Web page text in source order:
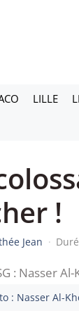
LILLE
!
Jean ·
: Nasser Al-